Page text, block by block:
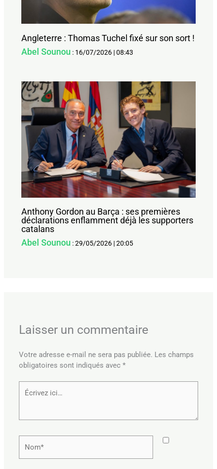
Angleterre : Thomas Tuchel fixé sur son sort !
Abel Sounou : 16/07/2026 |08:43
Anthony Gordon au Barça : ses premières
déclarations enflamment déjà les supporters
catalans
Abel Sounou :29/05/2026 |20:05
Laisser un commentaire
Votre adresse e-mail ne sera pas publiée. Les champs
obligatoires sont indiqués avec*
Écrivez
ici…